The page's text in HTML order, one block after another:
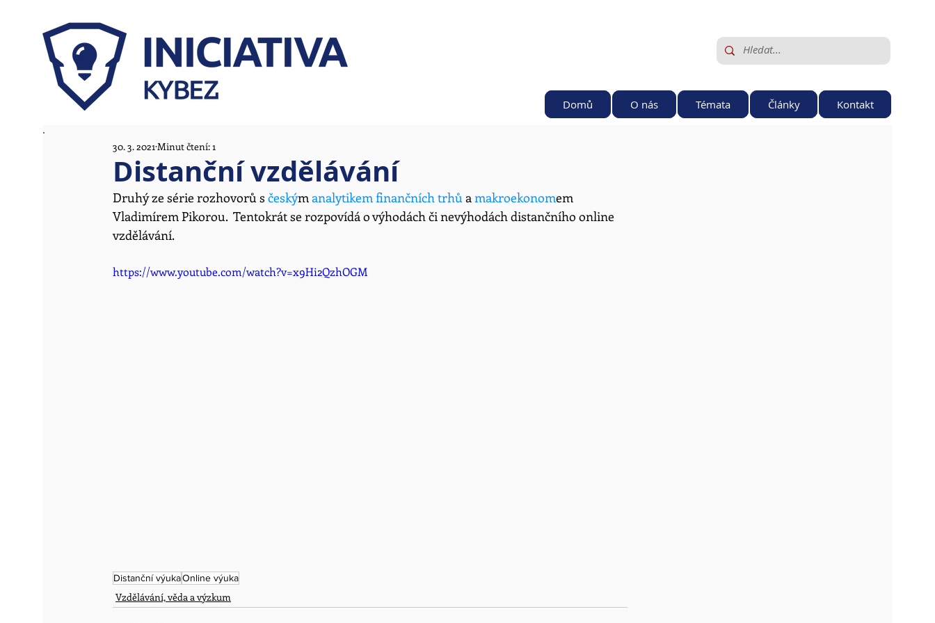
Domů O nás Témata Články Kontakt
Distanční vzdělávání
30. 3. 2021Minut čtení: 1
Druhý ze série rozhovorů s českým analytikem finančních trhů a makroekonomem
Vladimírem Pikorou.  Tentokrát se rozpovídá o výhodách či nevýhodách distančního online
vzdělávání.
https://www.youtube.com/watch?v=x9Hi2QzhOGM
Distanční výukaOnline výuka
Vzdělávání, věda a výzkum